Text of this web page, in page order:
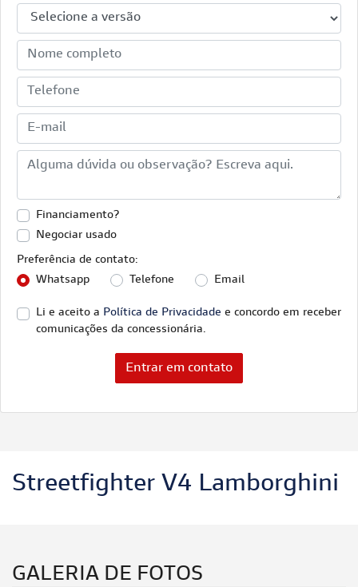
Financiamento?
Negociar usado
Preferência de contato:
Whatsapp
Telefone Email
Li e aceito a Política de Privacidade e concordo em receber
comunicações da concessionária.
Entrar em contato
Streetfighter V4 Lamborghini
GALERIA DE FOTOS